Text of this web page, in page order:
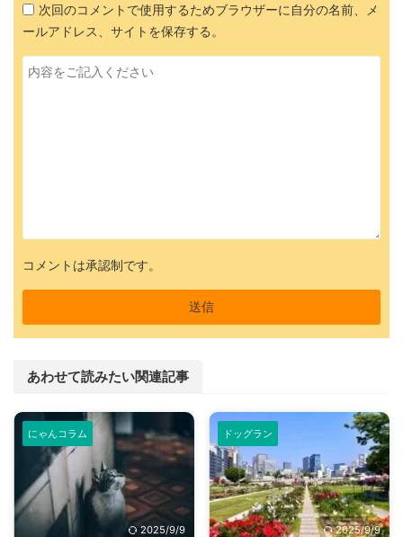
次回のコメントで使用するためブラウザーに自分の名前、メ
ールアドレス、サイトを保存する。
コメントは承認制です。
あわせて読みたい関連記事
にゃんコラム
2025/9/9
ドッグラン
2025/9/9